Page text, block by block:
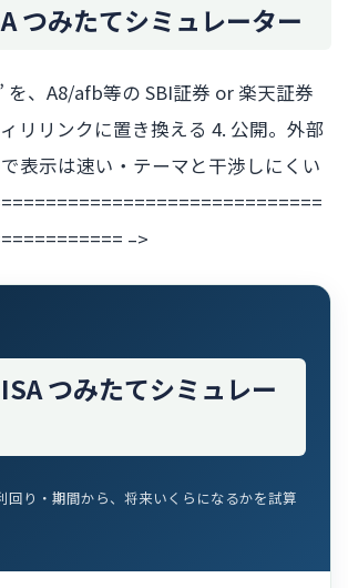
つみたてシミュレーター
を、A8/afb等の SBI証券 or 楽天証券
リリンクに置き換える 4. 公開。外部
表示は速い・テーマと干渉しにくい
–>
つみたてシミュレー
回り・期間から、将来いくらになるかを試算